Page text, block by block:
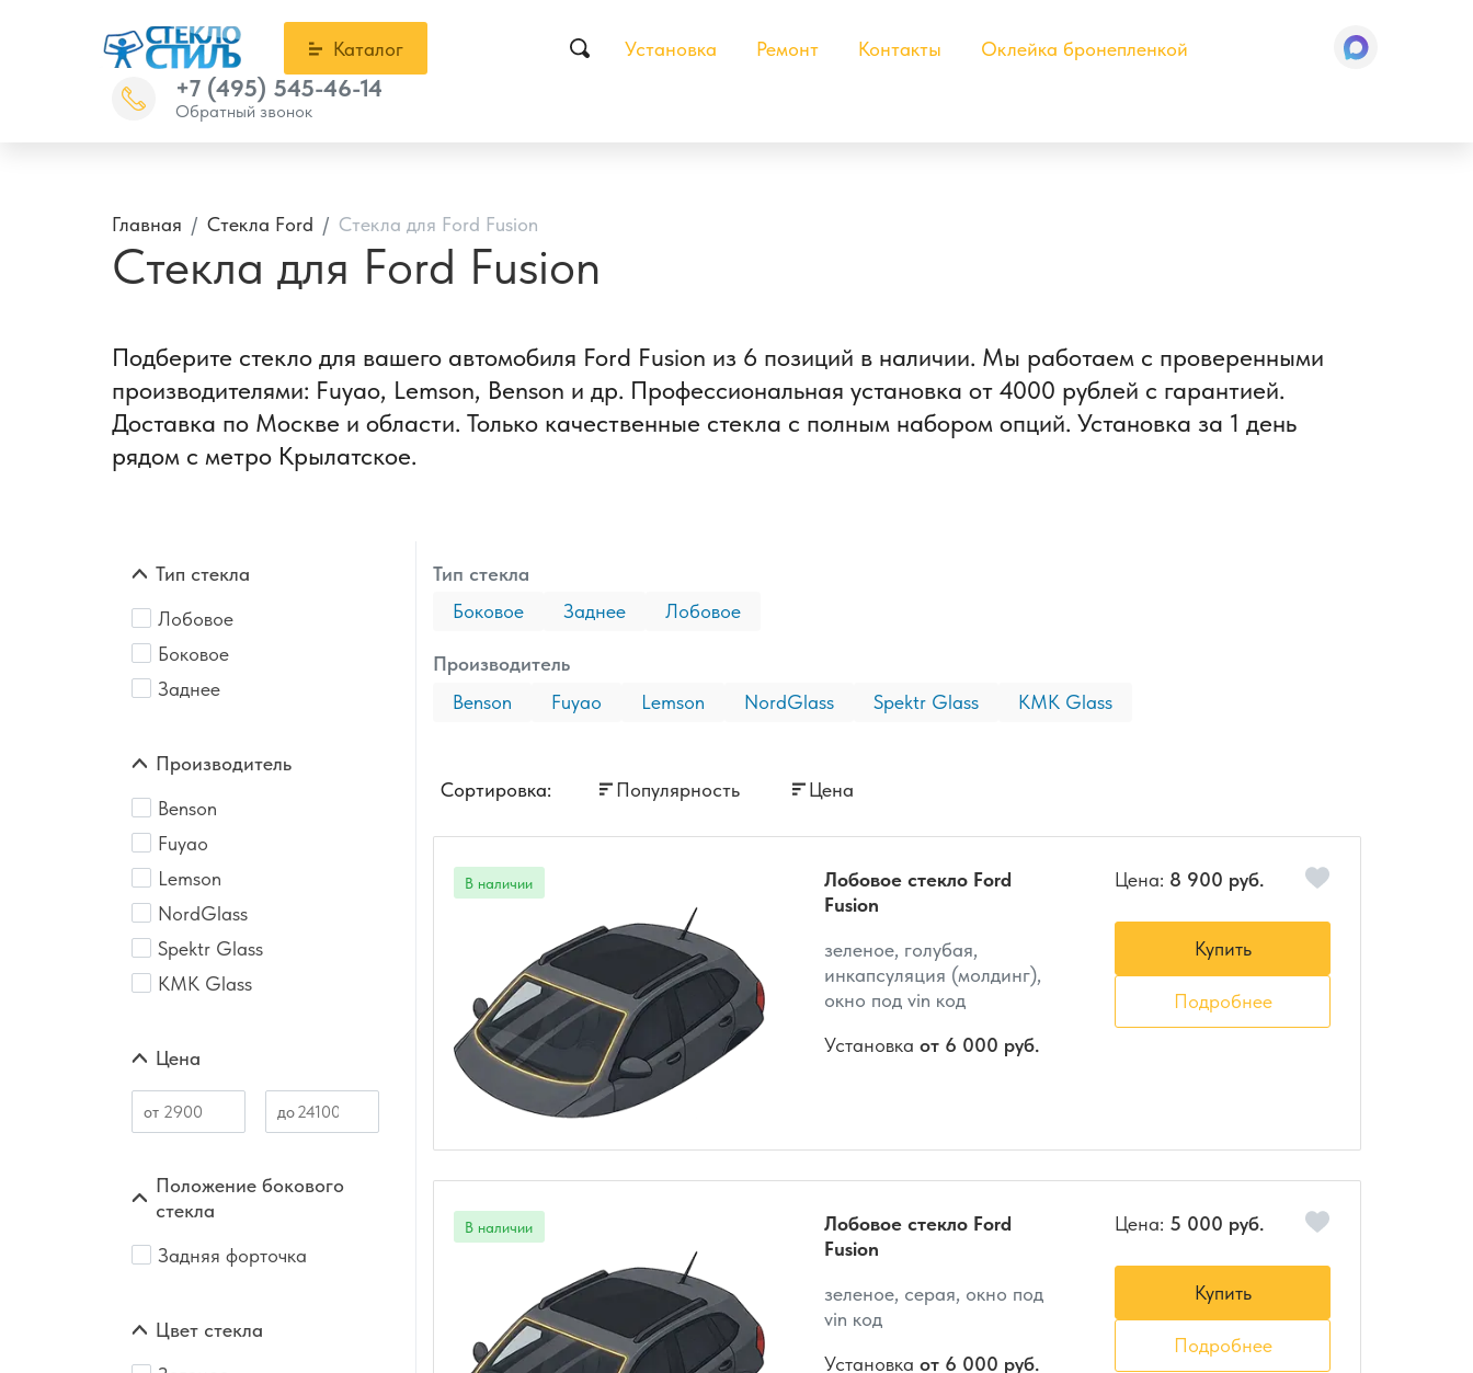
Каталог Установка Ремонт Контакты Оклейка бронепленкой
+7 (495) 545-46-14
Обратный звонок
Главная Стекла Ford Стекла для Ford Fusion
Стекла для Ford Fusion
Подберите стекло для вашего автомобиля Ford Fusion из 6 позиций в наличии. Мы работаем с проверенными
производителями: Fuyao, Lemson, Benson и др. Профессиональная установка от 4000 рублей с гарантией.
Доставка по Москве и области. Только качественные стекла с полным набором опций. Установка за 1 день
рядом с метро Крылатское.
Тип стекла
Лобовое
Боковое
Заднее
Производитель
Benson
Fuyao
Lemson
NordGlass
Spektr Glass
КМК Glass
Цена
Положение бокового
стекла
Задняя форточка
Цвет стекла
Тип стекла
Боковое
Заднее Лобовое
Производитель
Benson
Fuyao Lemson NordGlass Spektr Glass КМК Glass
Сортировка: Популярность Цена
Лобовое стекло Ford
Fusion
зеленое, голубая,
инкапсуляция (молдинг),
окно под vin код
Установка от 6 000 руб.
Цена: 8 900 руб.
Купить
Подробнее
Лобовое стекло Ford
Fusion
зеленое, серая, окно под
vin код
Установка от 6 000 руб.
Цена: 5 000 руб.
Купить
Подробнее